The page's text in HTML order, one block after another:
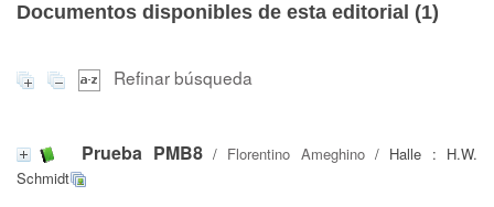
Documentos disponibles de esta editorial (1)
Refinar búsqueda
Prueba PMB8/ Florentino Ameghino/ Halle : H.W.
Schmidt